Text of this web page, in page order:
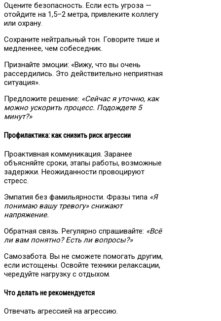
Оцените безопасность. Если есть угроза —
отойдите на 1,5–2 метра, привлеките коллегу
или охрану.
Сохраните нейтральный тон. Говорите тише и
медленнее, чем собеседник.
Признайте эмоции: «Вижу, что вы очень
рассердились. Это действительно неприятная
ситуация».
Предложите решение: «Сейчас я уточню, как
можно ускорить процесс. Подождете 5
минут?»
Профилактика: как снизить риск агрессии
Проактивная коммуникация. Заранее
объясняйте сроки, этапы работы, возможные
задержки. Неожиданности провоцируют
стресс.
Эмпатия без фамильярности. Фразы типа «Я
понимаю вашу тревогу» снижают
напряжение.
Обратная связь. Регулярно спрашивайте: «Всё
ли вам понятно? Есть ли вопросы?»
Самозабота. Вы не сможете помогать другим,
если истощены. Освойте техники релаксации,
чередуйте нагрузку с отдыхом.
Что делать не рекомендуется
Отвечать агрессией на агрессию.